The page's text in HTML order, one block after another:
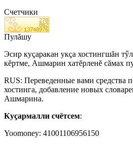
Счетчики
Пулăшу
Эсир куçаракан укçа хостингшăн
кĕртме, Ашмарин хатĕрленĕ сăмах
RUS: Переведенные вами средства
хостинга, добавление новых
Ашмарина.
Куçармалли счётсем:
Yoomoney: 41001106956150